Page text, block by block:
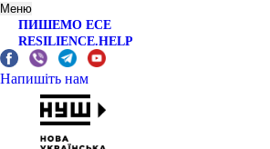
Меню
ПИШЕМО ЕСЕ
RESILIENCE.HELP
Напишіть нам